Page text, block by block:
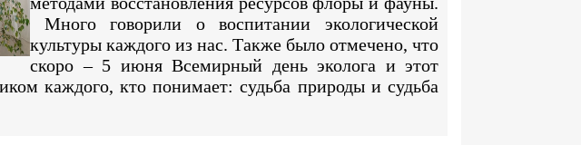
Много говорили о воспитании экологической
культуры каждого из нас. Также было отмечено, что
скоро – 5 июня Всемирный день эколога и этот
каждого, кто понимает: судьба природы и судьба